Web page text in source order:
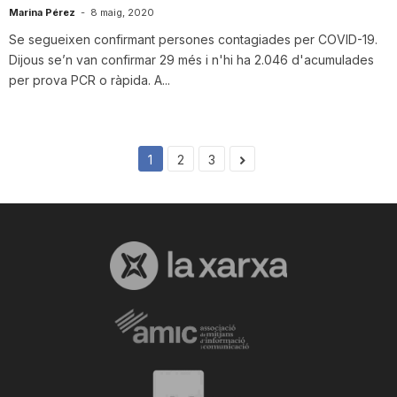
Marina Pérez - 8 maig, 2020
Se segueixen confirmant persones contagiades per COVID-19.
Dijous se’n van confirmar 29 més i n'hi ha 2.046 d'acumulades
per prova PCR o ràpida. A...
1 2 3